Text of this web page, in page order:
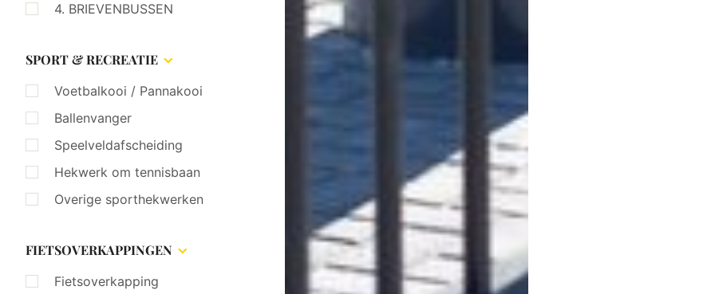
4. BRIEVENBUSSEN
SPORT & RECREATIE
Voetbalkooi / Pannakooi
Ballenvanger
Speelveldafscheiding
Hekwerk om tennisbaan
Overige sporthekwerken
FIETSOVERKAPPINGEN
Fietsoverkapping